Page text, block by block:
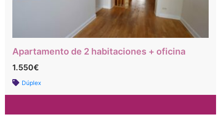
Apartamento de 2 habitaciones + oficina
1.550€
Dúplex